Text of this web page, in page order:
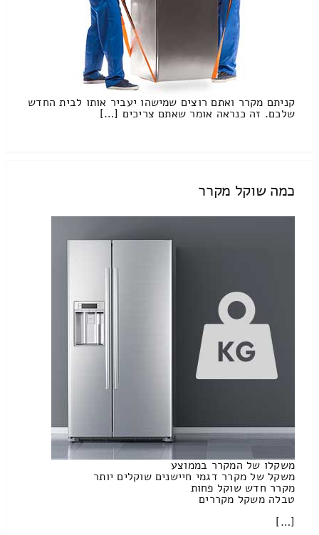
קניתם מקרר ואתם רוצים שמישהו יעביר אותו לבית החדש
שלכם. זה כנראה אומר שאתם צריכים […]
כמה שוקל מקרר
משקלו של המקרר בממוצע
משקל של מקרר דגמי חיישנים שוקלים יותר
מקרר חדש שוקל פחות
טבלה משקל מקררים
[…]